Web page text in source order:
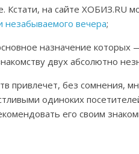
Кстати, на сайте ХОБИЗ.RU
незабываемого вечера;
назначение которых
двух абсолютно
привлечет, без сомнения,
одиноких
его своим